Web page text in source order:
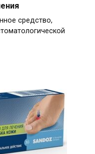
средство,